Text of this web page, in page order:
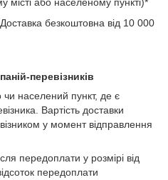
місті або населеному пункті)*
безкоштовна від 10 000
перевізників
чи населений пункт, де є
Вартість доставки
у момент відправлення
передоплати у розмірі від
передоплати